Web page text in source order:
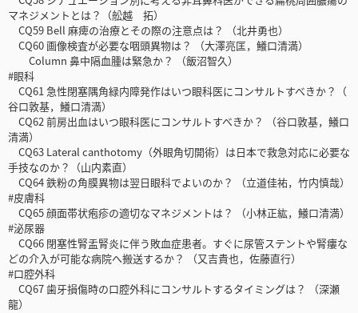
マネジメントとは？（舩越 拓）
CQ59 Bell 麻痺の治療とその際の注意点は？ （北井勇也）
CQ60 画像検査が必要な咽頭異物は？ （大澤亮匡，鱶口清満）
Column 鼻中隔血腫は緊急か？ （飯沼智久）
#眼科
CQ61 急性閉塞隅角緑内障発作はいつ眼科医にコンサルトすべきか？（
谷口敦基，鱶口清満）
CQ62 前房出血はいつ眼科医にコンサルトすべきか？ （谷口敦基，鱶口
清満）
CQ63 Lateral canthotomy（外眼角切開術）は日本で救急対応に必要な
手技なのか？（山内素直）
CQ64 鉄粉の角膜異物は翌日眼科でよいのか？ （立道佳祐，竹内慎哉）
#皮膚科
CQ65 顔面帯状疱疹の適切なマネジメントは？ （小林正紘，鱶口清満）
#泌尿器
CQ66 閉塞性腎盂腎炎に伴う敗血症患者。すぐに尿管ステントや腎瘻な
どの介入が可能な病院へ搬送するか？ （又吉貴也，佐藤直行）
#口腔外科
CQ67 歯牙損傷時の口腔外科にコンサルトするタイミングは？ （深瀬
龍）